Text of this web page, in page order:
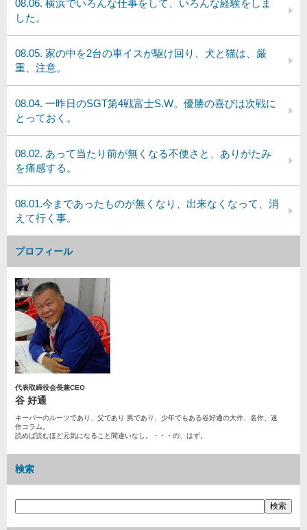
08.06. 横浜でいろんな仕事をして、いろんな経験をしま
した。
08.05. 家の中を2台の車イスが駆け回り、犬と猫は、厳
重、注意。
08.04. 一昨日のSGT第4戦富士S.W。優勝の喜びは次戦に
とっておく。
08.02. あって当たり前が無くなる不便さと、ありがたみ
を痛感する。
08.01.今まであったものが無くなり、出来なくなって、消
えて行く事。
プロフィール
代表取締役会長兼CEO
谷 好通
キーパーのルーツであり、父であり 男であり、少年でもある谷好通の大作、名作、迷
作コラム。
読めば読むほど元気になること間違いなし。・・・の、はず。
検索